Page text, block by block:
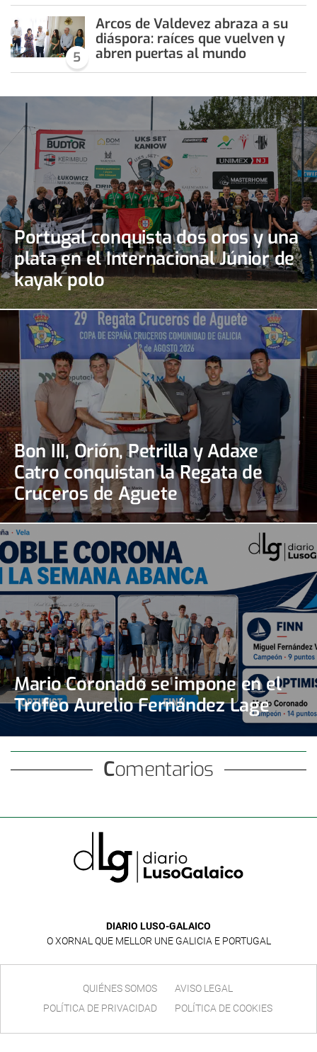
5
Arcos de Valdevez abraza a su
diáspora: raíces que vuelven y
abren puertas al mundo
Portugal conquista dos oros y una
plata en el Internacional Júnior de
kayak polo
Bon III, Orión, Petrilla y Adaxe
Catro conquistan la Regata de
Cruceros de Aguete
Mario Coronado se impone en el
Trofeo Aurelio Fernández Lage
Comentarios
DIARIO LUSO-GALAICO
O XORNAL QUE MELLOR UNE GALICIA E PORTUGAL
QUIÉNES SOMOS
AVISO LEGAL
POLÍTICA DE PRIVACIDAD
POLÍTICA DE COOKIES